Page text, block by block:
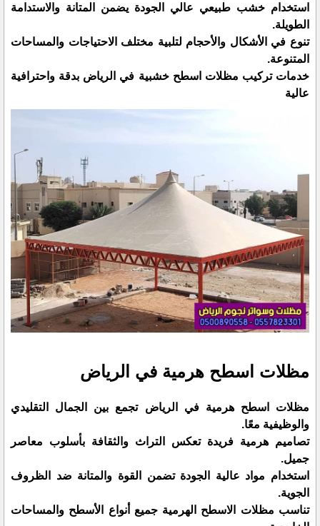
استخدام خشب طبيعي عالي الجودة يضمن المتانة والاستدامة
الطويلة.
تنوع في الأشكال والأحجام لتلبية مختلف الاحتياجات والمساحات
المتنوعة.
خدمات تركيب مظلات اسطح خشبية في الرياض بدقة واحترافية
عالية
مظلات اسطح هرمية في الرياض
مظلات اسطح هرمية في الرياض تجمع بين الجمال التقليدي
والوظيفية معًا.
تصاميم هرمية فريدة تعكس التراث والثقافة بأسلوب معاصر
جميل.
استخدام مواد عالية الجودة تضمن القوة والمتانة ضد الظروف
الجوية.
تناسب مظلات الاسطح الهرمية جميع أنواع الأسطح والمساحات